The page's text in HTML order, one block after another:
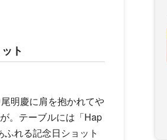
ト
明慶に肩を抱かれてや
。テーブルには「Hap
れる記念日ショット